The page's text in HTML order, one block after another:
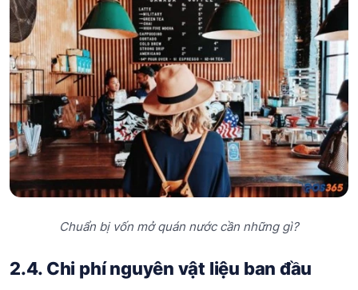
Chuẩn bị vốn mở quán nước cần những gì?
2.4. Chi phí nguyên vật liệu ban đầu